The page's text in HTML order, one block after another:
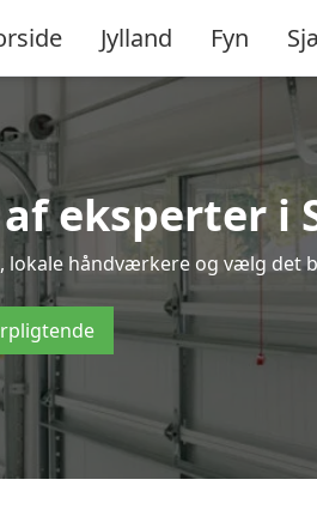
Jylland Fyn
eksperter i
håndværkere og vælg det